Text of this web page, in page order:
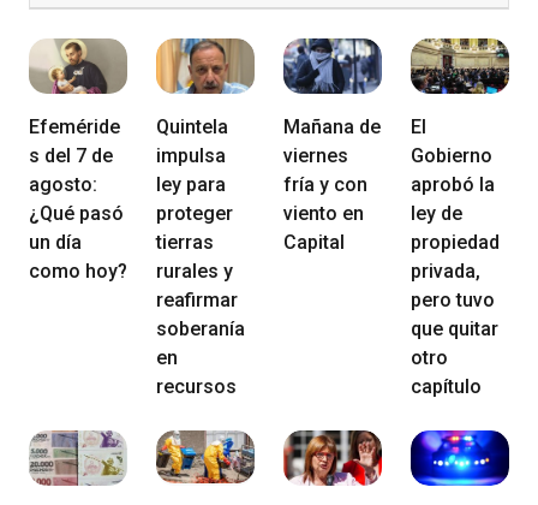
Efeméride
s del 7 de
agosto:
¿Qué pasó
un día
como hoy?
Quintela
impulsa
ley para
proteger
tierras
rurales y
reafirmar
soberanía
en
recursos
Mañana de
viernes
fría y con
viento en
Capital
El
Gobierno
aprobó la
ley de
propiedad
privada,
pero tuvo
que quitar
otro
capítulo